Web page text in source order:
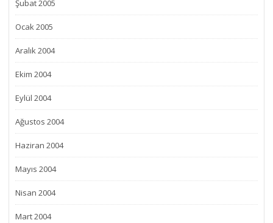
Şubat 2005
Ocak 2005
Aralık 2004
Ekim 2004
Eylül 2004
Ağustos 2004
Haziran 2004
Mayıs 2004
Nisan 2004
Mart 2004